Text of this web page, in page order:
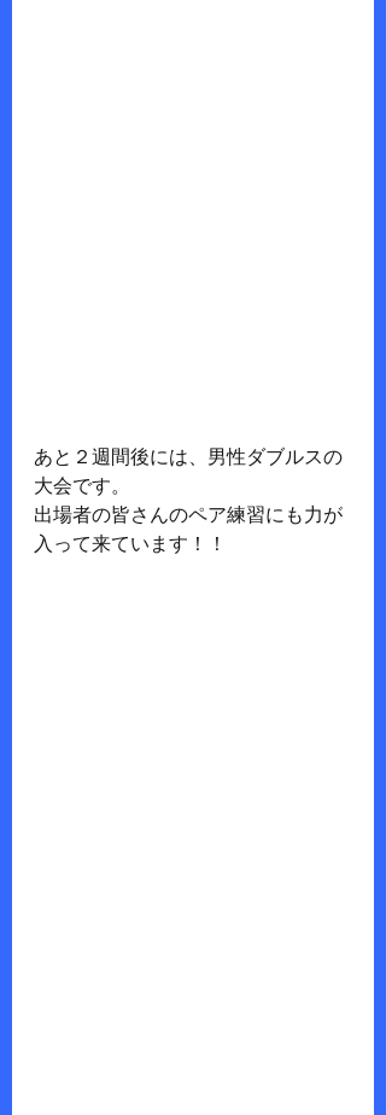
あと２週間後には、男性ダブルスの
大会です。
出場者の皆さんのペア練習にも力が
入って来ています！！